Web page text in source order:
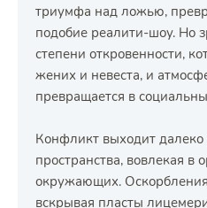
триумфа над ложью,
подобие реалити-шоу. Но
степени откровенности,
жених и невеста, и
превращается в
Конфликт выходит
пространства, вовлекая в
окружающих.
вскрывая пласты